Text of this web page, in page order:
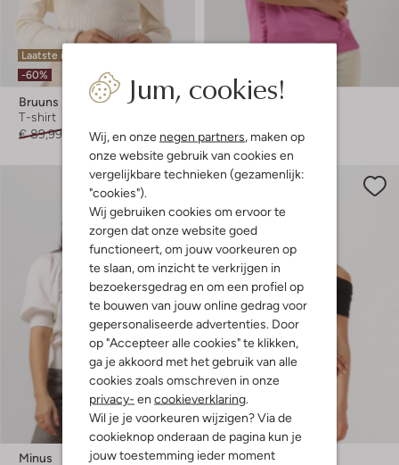
Jum, cookies!
Wij, en onze negen partners , maken op
onze website gebruik van cookies en
vergelijkbare technieken (gezamenlijk:
"cookies").
Wij gebruiken cookies om ervoor te
zorgen dat onze website goed
functioneert, om jouw voorkeuren op
te slaan, om inzicht te verkrijgen in
bezoekersgedrag en om een profiel op
te bouwen van jouw online gedrag voor
gepersonaliseerde advertenties. Door
op "Accepteer alle cookies" te klikken,
ga je akkoord met het gebruik van alle
cookies zoals omschreven in onze
privacy- en cookieverklaring
Wil je je voorkeuren wijzigen? Via de
cookieknop onderaan de pagina kun je
jouw toestemming ieder moment
Laatste items
-60%
Bruuns Bazaar
T-shirt
€ 89,99
€ 35,99
Minus
€ 79,95 € 31,99
Minus
Laatste item
-20%
Edited